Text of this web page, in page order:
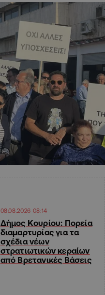
08.08.2026 08:14
Δήμος Κουρίου: Πορεία
διαμαρτυρίας για τα
σχέδια νέων
στρατιωτικών κεραίων
από Βρετανικές Βάσεις